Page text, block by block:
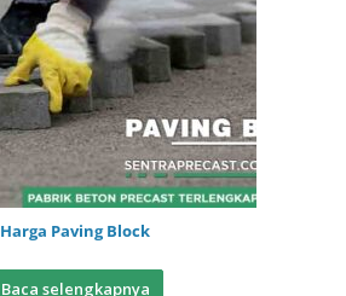
Harga Paving Block
Baca selengkapnya